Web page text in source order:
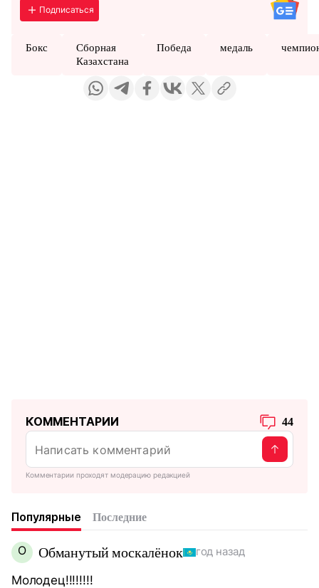
Подписаться
Бокс
Сборная
Казахстана
Победа медаль
КОММЕНТАРИИ 44
Комментарии проходят модерацию редакцией
Популярные Последние
О Обманутый москалёнок год назад
Молодец!!!!!!!!